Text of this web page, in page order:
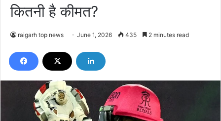
कितनी है कीमत?
raigarh top news June 1, 2026 435 2 minutes read